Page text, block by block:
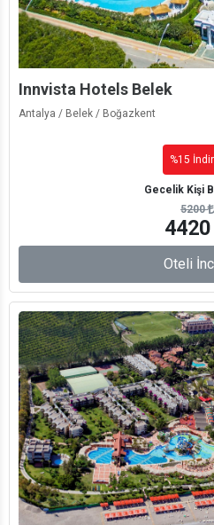
Innvista Hotels Belek
Antalya / Belek / Boğazkent
%15
Gecelik Kişi
5200
4420
Oteli